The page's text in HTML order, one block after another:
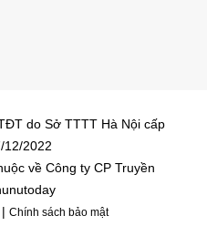
do Sở TTTT Hà Nội cấp
12/2022
về Công ty CP Truyền
| Chính sách bảo mật